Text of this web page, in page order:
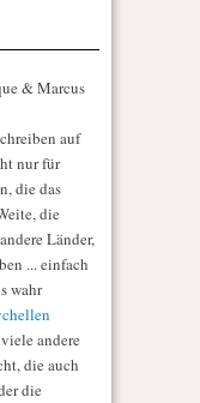
& Marcus
auf
nur für
die das
die
Länder,
... einfach
wahr
andere
die auch
die